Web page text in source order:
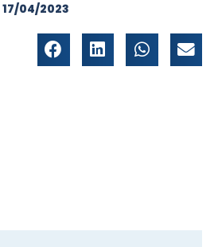
17/04/2023